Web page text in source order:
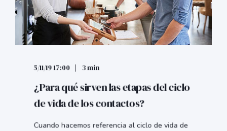
5/11/19 17:00 3 min
¿Para qué sirven las etapas del ciclo
de vida de los contactos?
Cuando hacemos referencia al ciclo de vida de